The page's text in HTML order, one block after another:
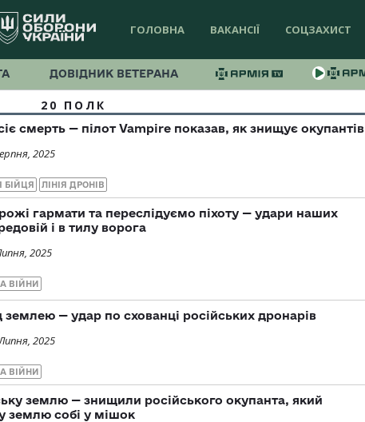
ГОЛОВНА ВАКАНСІЇ СОЦЗАХИСТ
ДОВІДНИК ВЕТЕРАНА
20 ПОЛК
смерть — пілот Vampire показав, як знищує окупантів
2025
БІЙЦЯ ЛІНІЯ ДРОНІВ
гармати та переслідуємо піхоту — удари наших
і в тилу ворога
2025
ВІЙНИ
землею — удар по схованці російських дронарів
2025
ВІЙНИ
землю — знищили російського окупанта, який
землю собі у мішок